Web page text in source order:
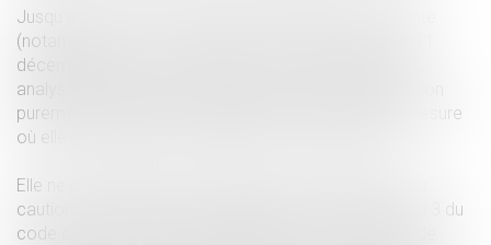
Jusqu’à présent et suivant une jurisprudence constante
(notamment cour de cassation 1ère chambre civile 11
décembre 2019 n° 18-16.147) la cour de cassation
analysait la prescription biennale comme une exception
purement personnelle au débiteur principal dans la mesure
où elle procédait de sa qualité de consommateur.
Elle ne pouvait donc être opposée au créancier par la
caution en application des dispositions de l’article 2313 du
code civil dans sa rédaction antérieure à celle issue de